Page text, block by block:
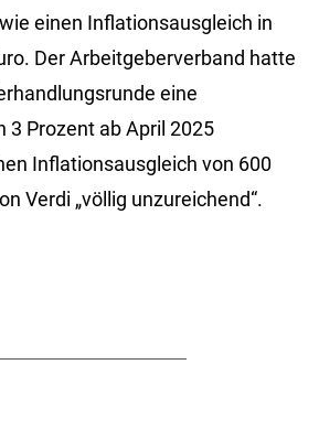
einen Inflationsausgleich in
Der Arbeitgeberverband hatte
eine
3 Prozent ab April 2025
Inflationsausgleich von 600
Verdi „völlig unzureichend“.